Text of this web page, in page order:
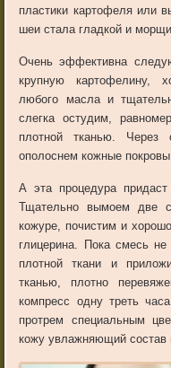
пластики картофеля или
шеи стала гладкой и
Очень эффективна
крупную картофелину,
любого масла и
слегка остудим,
плотной тканью.
ополоснем кожные
А эта процедура
Тщательно вымоем две
кожуре, почистим и
глицерина. Пока смесь
плотной ткани и
тканью, плотно
компресс одну треть
протрем специальным
кожу увлажняющий состав